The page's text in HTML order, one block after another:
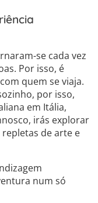
se cada vez
Por isso, é
quem se viaja.
por isso,
em Itália,
irás explorar
de arte e
num só